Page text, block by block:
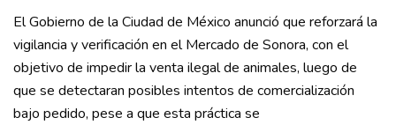
El Gobierno de la Ciudad de México anunció que reforzará la
vigilancia y verificación en el Mercado de Sonora, con el
objetivo de impedir la venta ilegal de animales, luego de
que se detectaran posibles intentos de comercialización
bajo pedido, pese a que esta práctica se